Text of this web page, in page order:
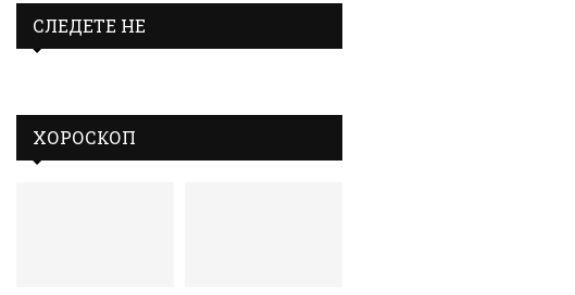
СЛЕДЕТЕ НЕ
ХОРОСКОП